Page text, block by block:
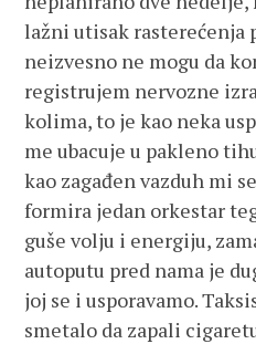
lažni utisak rasterećenja
neizvesno ne mogu da
registrujem nervozne
kolima, to je kao neka
me ubacuje u pakleno
kao zagađen vazduh mi
formira jedan orkestar
guše volju i energiju,
autoputu pred nama je
joj se i usporavamo.
smetalo da zapali